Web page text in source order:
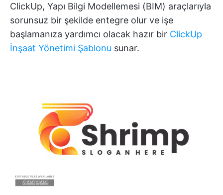
ClickUp, Yapı Bilgi Modellemesi (BIM) araçlarıyla
sorunsuz bir şekilde entegre olur ve işe
başlamanıza yardımcı olacak hazır bir ClickUp
İnşaat Yönetimi Şablonu sunar.